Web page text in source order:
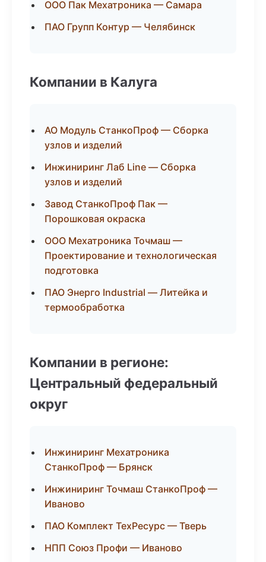
ООО Пак Мехатроника — Самара
ПАО Групп Контур — Челябинск
Компании в Калуга
АО Модуль СтанкоПроф — Сборка
узлов и изделий
Инжиниринг Лаб Line — Сборка
узлов и изделий
Завод СтанкоПроф Пак —
Порошковая окраска
ООО Мехатроника Точмаш —
Проектирование и технологическая
подготовка
ПАО Энерго Industrial — Литейка и
термообработка
Компании в регионе:
Центральный федеральный
округ
Инжиниринг Мехатроника
СтанкоПроф — Брянск
Инжиниринг Точмаш СтанкоПроф —
Иваново
ПАО Комплект ТехРесурс — Тверь
НПП Союз Профи — Иваново